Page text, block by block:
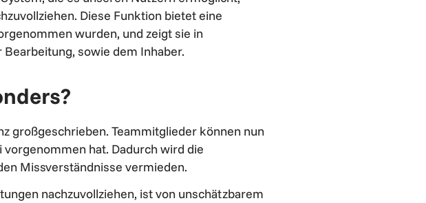
Diese Funktion bietet eine
wurden, und zeigt sie in
sowie dem Inhaber.
großgeschrieben. Teammitglieder können nun
hat. Dadurch wird die
Missverständnisse vermieden.
nachzuvollziehen, ist von unschätzbarem